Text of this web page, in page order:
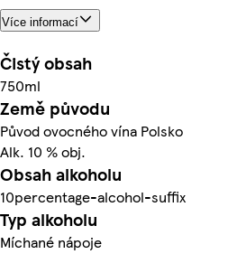
Více informací
Čistý obsah
750ml
Země původu
Původ ovocného vína Polsko
Alk. 10 % obj.
Obsah alkoholu
10percentage-alcohol-suffix
Typ alkoholu
Míchané nápoje